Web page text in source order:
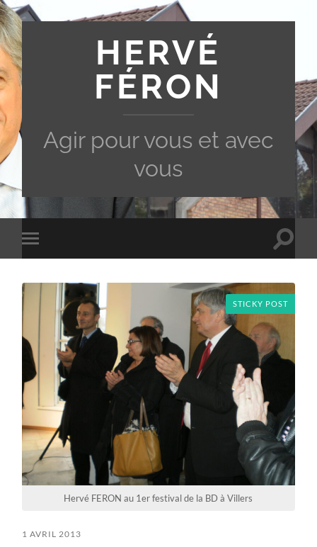
HERVÉ
FÉRON
Agir pour vous et avec
vous
Toggle
mobile
Toggle
STICKY POST
Hervé FERON au 1er festival de la BD à Villers
1 AVRIL 2013